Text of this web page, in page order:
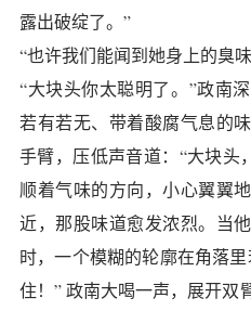
露出破绽了。”
“也许我们能闻到她身上的臭
“大块头你太聪明了。”政南
若有若无、带着酸腐气息的
手臂，压低声音道：“大块头
顺着气味的方向，小心翼翼
近，那股味道愈发浓烈。当
时，一个模糊的轮廓在角落
住！” 政南大喝一声，展开双